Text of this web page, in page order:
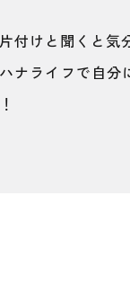
付けと聞くと気
ナライフで自分